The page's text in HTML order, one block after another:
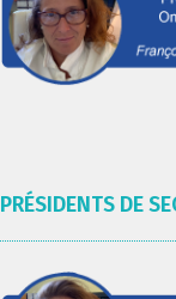
PRÉSIDENTS DE